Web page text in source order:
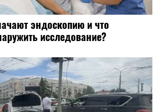
эндоскопию и что
исследование?